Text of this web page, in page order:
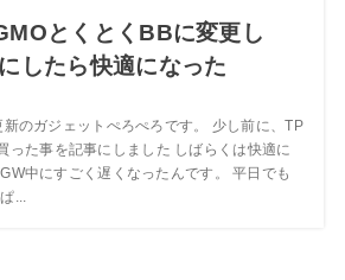
とくとくBBに変更し
したら快適になった
のガジェットぺろぺろです。 少し前に、TP
った事を記事にしました しばらくは快適に
中にすごく遅くなったんです。 平日でも
...